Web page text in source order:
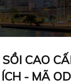
CAO
- MÃ